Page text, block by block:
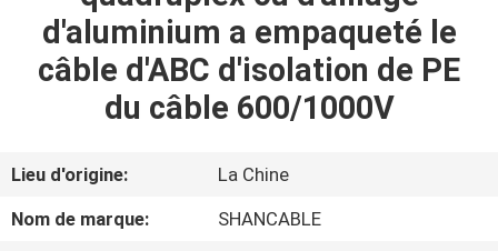
PRODUITS
VIDÉOS
VR
SHOW
d'aluminium a empaqueté le
câble d'ABC d'isolation de PE
du câble 600/1000V
Lieu d'origine:
La Chine
Nom de marque:
SHANCABLE